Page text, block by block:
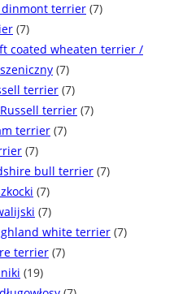
dinmont terrier (7)
(7)
coated wheaten terrier /
(7)
terrier (7)
terrier (7)
terrier (7)
(7)
bull terrier (7)
(7)
(7)
white terrier (7)
terrier (7)
(19)